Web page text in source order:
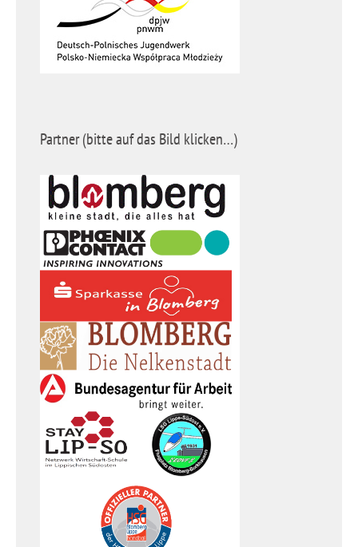
Partner (bitte auf das Bild klicken…)